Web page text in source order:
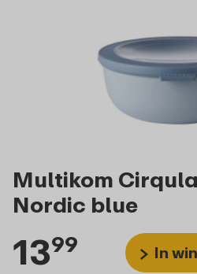
Multikom
Nordic blue
1399 In